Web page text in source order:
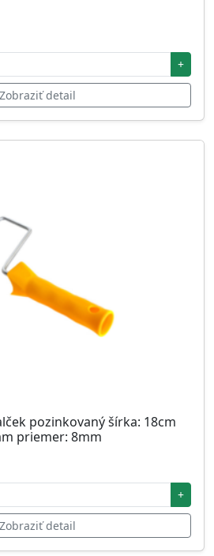
+
Zobraziť detail
pozinkovaný šírka: 18cm
priemer: 8mm
+
Zobraziť detail